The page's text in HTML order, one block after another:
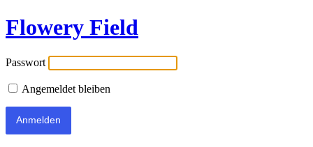
Flowery Field
Passwort
Angemeldet bleiben